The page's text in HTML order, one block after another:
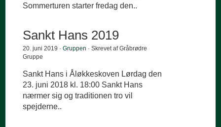
Sommerturen starter fredag den..
Sankt Hans 2019
20. juni 2019 ·Gruppen · Skrevet af Gråbrødre
Gruppe
Sankt Hans i Åløkkeskoven Lørdag den
23. juni 2018 kl. 18:00 Sankt Hans
nærmer sig og traditionen tro vil
spejderne..